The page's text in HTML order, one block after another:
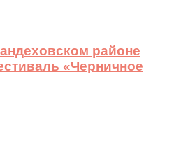
районе
«Черничное